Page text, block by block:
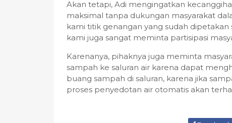
Akan tetapi, Adi mengingatkan
maksimal tanpa dukungan masyarakat
kami titik genangan yang sudah
kami juga sangat meminta partisipasi
Karenanya, pihaknya juga meminta
sampah ke saluran air karena dapat
buang sampah di saluran, karena jika
proses penyedotan air otomatis akan